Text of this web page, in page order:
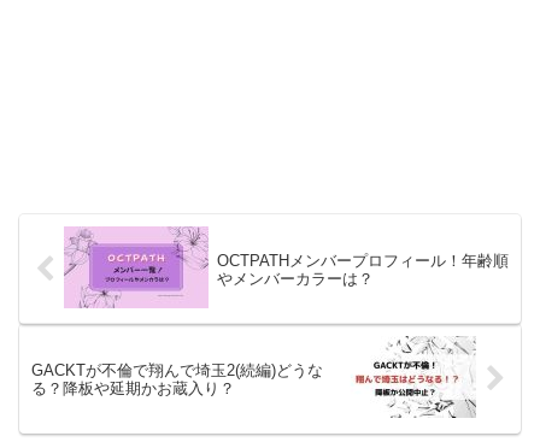
OCTPATHメンバープロフィール！年齢順
やメンバーカラーは？
GACKTが不倫で翔んで埼玉2(続編)どうな
る？降板や延期かお蔵入り？